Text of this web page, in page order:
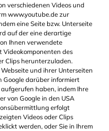
verschiedenen Videos und
www.youtube.de zur
eine Seite bzw. Unterseite
auf der eine derartige
Ihnen verwendete
des
Clips herunterzuladen.
und ihrer Unterseiten
Google darüber informiert
haben, indem Ihre
von Google in den USA
erfolgt
Videos oder Clips
werden, oder Sie in Ihrem